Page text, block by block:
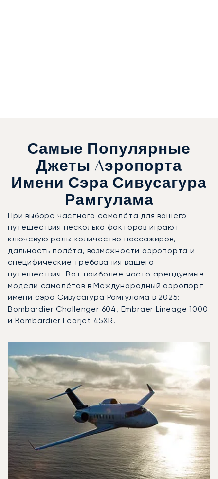
Самые Популярные
Джеты Aэропорта
Имени Сэра Сивусагура
Рамгулама
При выборе частного самолёта для вашего
путешествия несколько факторов играют
ключевую роль: количество пассажиров,
дальность полёта, возможности аэропорта и
специфические требования вашего
путешествия. Вот наиболее часто арендуемые
модели самолётов в Международный аэропорт
имени сэра Сивусагура Рамгулама в 2025:
Bombardier Challenger 604, Embraer Lineage 1000
и Bombardier Learjet 45XR.
Модель воздушного судна
Скорость (км/ч)
Скорость (узлы)
Дальность (NM)